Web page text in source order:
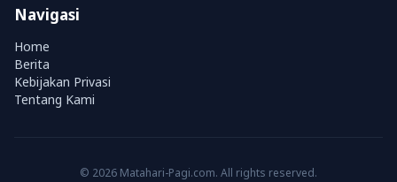
Navigasi
Home
Berita
Kebijakan Privasi
Tentang Kami
© 2026 Matahari-Pagi.com. All rights reserved.